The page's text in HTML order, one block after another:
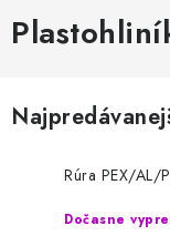
ROZVOD VODY A
PRACOVNÉ
Rúra PEX/AL/
Dočasne